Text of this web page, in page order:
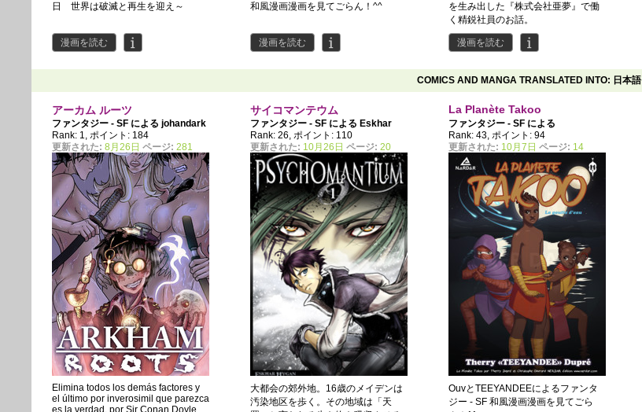
日 世界は破滅と再生を迎え～
漫画を読む
和風漫画漫画を見てごらん！^^
漫画を読む
を生み出した『株式会社亜夢』で働
く精鋭社員のお話。
漫画を読む
COMICS AND MANGA TRANSLATED INTO: 日本語
アーカム ルーツ
ファンタジー - SF によるjohandark
Rank: 1, ポイント: 184
更新された: 8月26日 ページ: 281
Elimina todos los demás factores y
el último por inverosimil que parezca
es la verdad. por Sir Conan Doyle
サイコマンテウム
ファンタジー - SF による Eskhar
Rank: 26, ポイント: 110
更新された: 10月26日 ページ: 20
大都会の郊外地。16歳のメイデンは
汚染地区を歩く。その地域は「天
La Planète Takoo
ファンタジー - SF による
TEEYANDEE, Veguito
Rank: 43, ポイント: 94
更新された: 10月7日 ページ: 14
OuvとTEEYANDEEによるファンタ
ジー - SF 和風漫画漫画を見てごら